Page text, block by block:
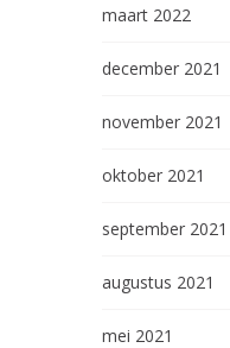
maart 2022
december 2021
november 2021
oktober 2021
september 2021
augustus 2021
mei 2021